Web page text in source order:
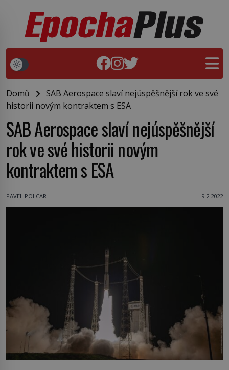
Domů
SAB Aerospace slaví nejúspěšnější rok ve své
historii novým kontraktem s ESA
SAB Aerospace slaví nejúspěšnější
rok ve své historii novým
kontraktem s ESA
PAVEL POLCAR 9.2.2022